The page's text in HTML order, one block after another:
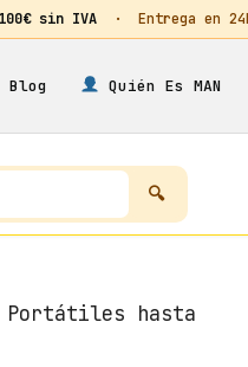
100€ sin IVA · Entrega en
Blog Quién Es MAN
Portátiles hasta